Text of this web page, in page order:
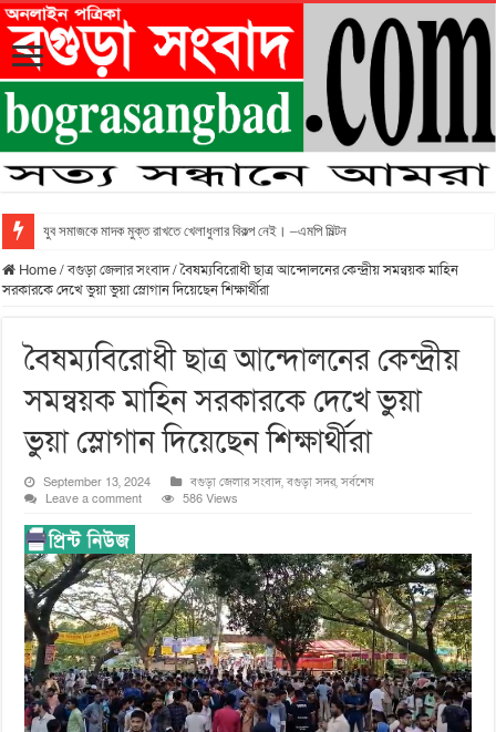
যুব সমাজকে মাদক মুক্ত রাখতে খেলাধুলার বিকল্প নেই। –এমপি মিল্টন
Home/বগুড়া জেলার সংবাদ/বৈষম্যবিরোধী ছাত্র আন্দোলনের কেন্দ্রীয় সমন্বয়ক মাহিন
সরকারকে দেখে ভুয়া ভুয়া স্লোগান দিয়েছেন শিক্ষার্থীরা
বৈষম্যবিরোধী ছাত্র আন্দোলনের কেন্দ্রীয়
সমন্বয়ক মাহিন সরকারকে দেখে ভুয়া
ভুয়া স্লোগান দিয়েছেন শিক্ষার্থীরা
September 13, 2024 বগুড়া জেলার সংবাদ,বগুড়া সদর,সর্বশেষ
Leave a comment
586 Views